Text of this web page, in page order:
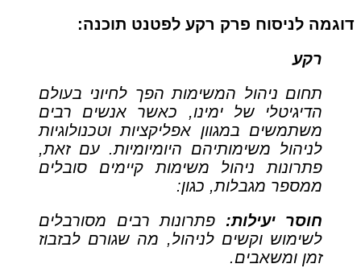
דוגמה לניסוח פרק רקע לפטנט תוכנה:
רקע
תחום ניהול המשימות הפך לחיוני בעולם
הדיגיטלי של ימינו, כאשר אנשים רבים
משתמשים במגוון אפליקציות וטכנולוגיות
לניהול משימותיהם היומיומיות. עם זאת,
פתרונות ניהול משימות קיימים סובלים
ממספר מגבלות, כגון:
חוסר יעילות: פתרונות רבים מסורבלים
לשימוש וקשים לניהול, מה שגורם לבזבוז
זמן ומשאבים.